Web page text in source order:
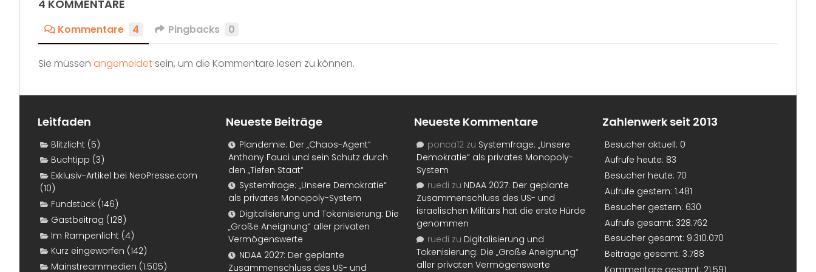
4 KOMMENTARE
Kommentare 4 Pingbacks 0
Sie müssen angemeldetsein, um die Kommentare lesen zu können.
Leitfaden
Blitzlicht (5)
Buchtipp (3)
Exklusiv-Artikel bei NeoPresse.com
(10)
Fundstück (146)
Gastbeitrag (128)
Im Rampenlicht (4)
Kurz eingeworfen (142)
Mainstreammedien (1.505)
Neueste Beiträge
Plandemie: Der „Chaos-Agent“
Anthony Fauci und sein Schutz durch
den „Tiefen Staat“
Systemfrage: „Unsere Demokratie“
als privates Monopoly-System
Digitalisierung und Tokenisierung: Die
„Große Aneignung“ aller privaten
Vermögenswerte
NDAA 2027: Der geplante
Zusammenschluss des US- und
Neueste Kommentare
ponca12 zu Systemfrage: „Unsere
Demokratie“ als privates Monopoly-
System
ruedi zu NDAA 2027: Der geplante
Zusammenschluss des US- und
israelischen Militärs hat die erste Hürde
genommen
ruedi zu Digitalisierung und
Tokenisierung: Die „Große Aneignung“
aller privaten Vermögenswerte
Zahlenwerk seit 2013
Besucher aktuell: 0
Aufrufe heute: 83
Besucher heute: 70
Aufrufe gestern: 1.481
Besucher gestern: 630
Aufrufe gesamt: 328.762
Besucher gesamt: 9.310.070
Beiträge gesamt: 3.788
Kommentare gesamt: 21.591